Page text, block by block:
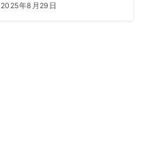
2025年8月29日